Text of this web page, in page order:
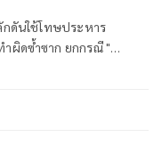
ดันใช้โทษประหาร
ผิดซ้ำซาก ยกกรณี "ไอ้